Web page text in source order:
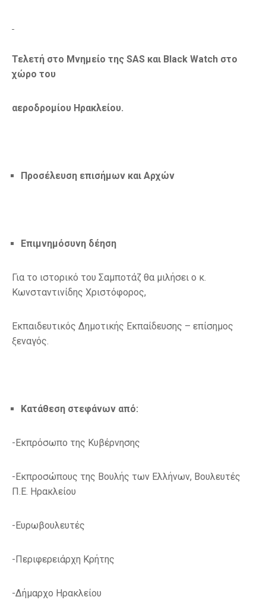
Τελετή στο Μνημείο της SAS και Black Watch στο
χώρο του
αεροδρομίου Ηρακλείου.
Προσέλευση επισήμων και Αρχών
Επιμνημόσυνη δέηση
Για το ιστορικό του Σαμποτάζ θα μιλήσει ο κ.
Κωνσταντινίδης Χριστόφορος,
Εκπαιδευτικός Δημοτικής Εκπαίδευσης – επίσημος
ξεναγός.
Κατάθεση στεφάνων από:
-Εκπρόσωπο της Κυβέρνησης
-Εκπροσώπους της Βουλής των Ελλήνων, Βουλευτές
Π.Ε. Ηρακλείου
-Ευρωβουλευτές
-Περιφερειάρχη Κρήτης
-Δήμαρχο Ηρακλείου